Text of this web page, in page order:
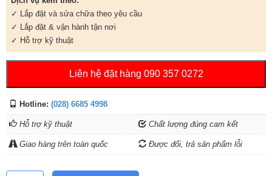
✓ Lắp đặt và sửa chữa theo yêu cầu
✓ Lắp đặt & vận hành tận nơi
✓ Hỗ trợ kỹ thuật
Liên hệ đặt hàng 090 357 0272
Hotline: (028) 6685 4998
Hỗ trợ kỹ thuật Chất lượng đúng cam kết
Giao hàng trên toàn quốc Được đổi, trả sản phẩm lỗi